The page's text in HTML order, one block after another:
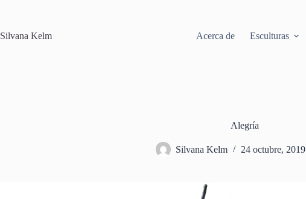
Silvana Kelm
Acerca de Esculturas
Alegría
Silvana Kelm 24 octubre, 2019